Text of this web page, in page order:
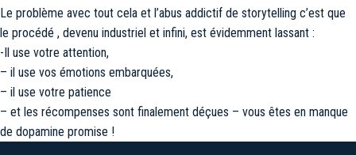
Le problème avec tout cela et l’abus addictif de storytelling c’est que
le procédé , devenu industriel et infini, est évidemment lassant :
-Il use votre attention,
– il use vos émotions embarquées,
– il use votre patience
– et les récompenses sont finalement déçues – vous êtes en manque
de dopamine promise !